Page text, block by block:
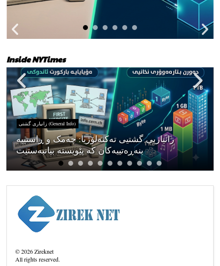
Inside NYTimes
زانیاری گشتی (General Info)
زانیاریی گشتیی تەکنەلۆژیا: چەمک و ڕاستییە
بنەڕەتییەکان کە پێویستە بیانبەستیت
©2026Zireknet
All rights reserved.